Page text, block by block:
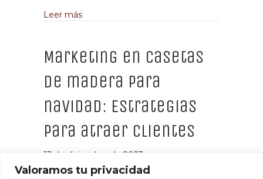
Valoramos tu privacidad
Leer másabout Los mejores mercadillos navideños
Marketing en casetas
de madera para
navidad: Estrategias
para atraer clientes
13 de diciembre de 2023